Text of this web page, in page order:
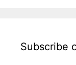
Subscribe